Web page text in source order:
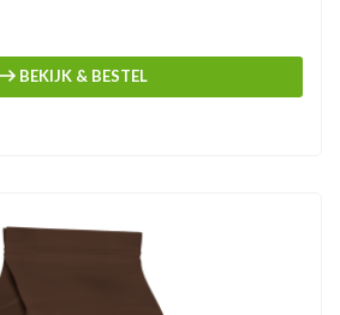
BEKIJK & BESTEL